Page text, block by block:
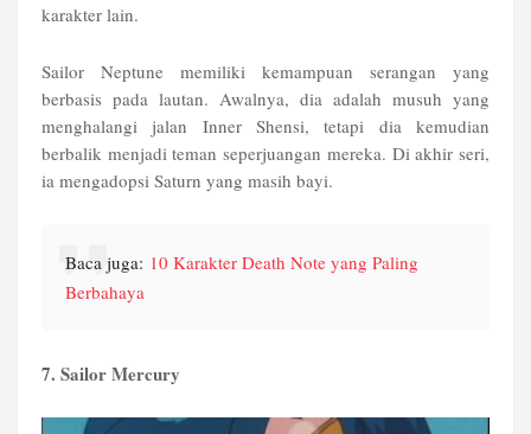
karakter lain.
Sailor Neptune memiliki kemampuan serangan yang
berbasis pada lautan. Awalnya, dia adalah musuh yang
menghalangi jalan Inner Shensi, tetapi dia kemudian
berbalik menjadi teman seperjuangan mereka. Di akhir seri,
ia mengadopsi Saturn yang masih bayi.
Baca juga: 10 Karakter Death Note yang Paling
Berbahaya
7. Sailor Mercury